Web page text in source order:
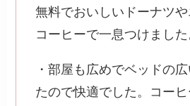
無料でおいしいドーナツ
コーヒーで一息つけました
・部屋も広めでベッドの
たので快適でした。コー